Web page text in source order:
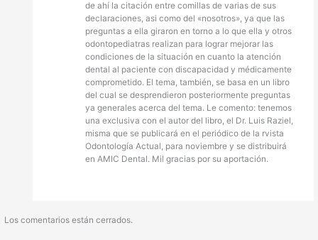
de ahí la citación entre comillas de varias de sus
declaraciones, asi como del «nosotros», ya que las
preguntas a ella giraron en torno a lo que ella y otros
odontopediatras realizan para lograr mejorar las
condiciones de la situación en cuanto la atención
dental al paciente con discapacidad y médicamente
comprometido. El tema, también, se basa en un libro
del cual se desprendieron posteriormente preguntas
ya generales acerca del tema. Le comento: tenemos
una exclusiva con el autor del libro, el Dr. Luis Raziel,
misma que se publicará en el periódico de la rvista
Odontología Actual, para noviembre y se distribuirá
en AMIC Dental. Mil gracias por su aportación.
Los comentarios están cerrados.